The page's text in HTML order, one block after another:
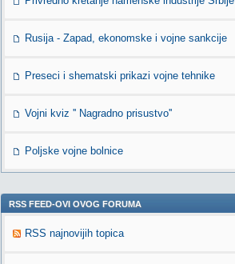
Rusija - Zapad, ekonomske i vojne sankcije
Preseci i shematski prikazi vojne tehnike
Vojni kviz '' Nagradno prisustvo''
Poljske vojne bolnice
RSS FEED-OVI OVOG FORUMA
RSS najnovijih topica